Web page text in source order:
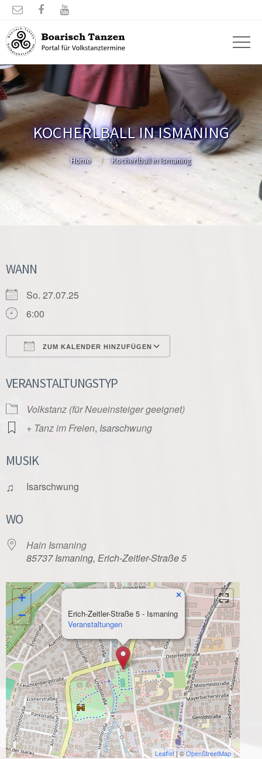
  
KOCHERLBALL IN ISMANING
Home Kocherlball in Ismaning
WANN
So. 27.07.25
6:00
ZUM KALENDER HINZUFÜGEN
VERANSTALTUNGSTYP
Volkstanz (für Neueinsteiger geeignet)
+ Tanz im Freien, Isarschwung
MUSIK
♫ Isarschwung
WO
Hain Ismaning
85737 Ismaning, Erich-Zeitler-Straße 5
Erich-Zeitler-Straße 5 - Ismaning
Veranstaltungen
×
+
−
Leaflet| ©OpenStreetMap